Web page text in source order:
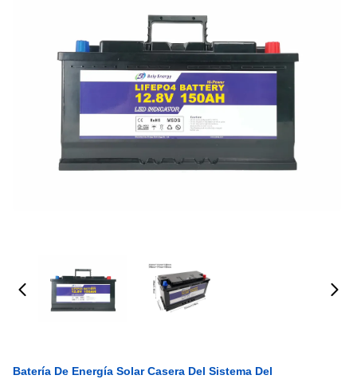
Batería De Energía Solar Casera Del Sistema Del